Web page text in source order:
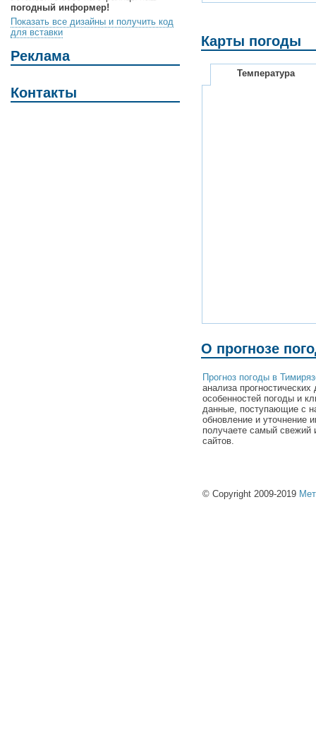
погодный информер!
Показать все дизайны и получить код
для вставки
Реклама
Контакты
Карты погоды
Температура
О прогнозе
Прогноз погоды в
анализа
особенностей погоды и
данные, поступающие с
обновление и уточнение
получаете самый свежий
сайтов.
© Copyright 2009-2019